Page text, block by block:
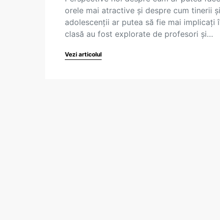
orele mai atractive și despre cum tinerii și
adolescenții ar putea să fie mai implicați
clasă au fost explorate de profesori și…
Vezi articolul